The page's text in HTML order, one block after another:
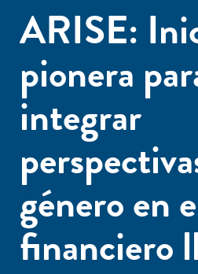
ARISE:
pionera
integrar
género en
financiero